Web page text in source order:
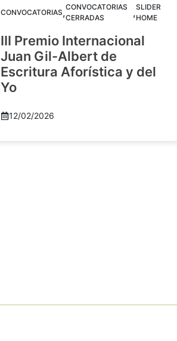
CONVOCATORIAS,CONVOCATORIAS
CERRADAS
,SLIDER
HOME
III Premio Internacional
Juan Gil-Albert de
Escritura Aforística y del
Yo
12/02/2026